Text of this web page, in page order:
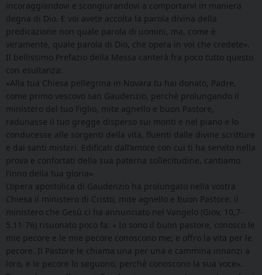
incoraggiandovi e scongiurandovi a comportarvi in maniera
degna di Dio. E voi avete accolta la parola divina della
predicazione non quale parola di uomini, ma, come è
veramente, quale parola di Dio, che opera in voi che credete».
Il bellissimo Prefazio della Messa canterà fra poco tutto questo
con esultanza:
«Alla tua Chiesa pellegrina in Novara tu hai donato, Padre,
come primo vescovo san Gaudenzio, perché prolungando il
ministero del tuo Figlio, mite agnello e buon Pastore,
radunasse il tuo gregge disperso sui monti e nel piano e lo
conducesse alle sorgenti della vita, fluenti dalle divine scritture
e dai santi misteri. Edificati dall’amore con cui ti ha servito nella
prova e confortati della sua paterna sollecitudine, cantiamo
l’inno della tua gloria».
L’opera apostolica di Gaudenzio ha prolungato nella vostra
Chiesa il ministero di Cristo, mite agnello e buon Pastore: il
ministero che Gesù ci ha annunciato nel Vangelo (Giov, 10,7-
5.11-76) risuonato poco fa: « Io sono il buon pastore, conosco le
mie pecore e le mie pecore conoscono me; e offro la vita per le
pecore. Il Pastore le chiama una per una e cammina innanzi a
loro, e le pecore lo seguono, perché conoscono la sua voce».